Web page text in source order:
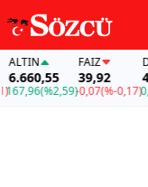
(%2,59)
FAİZ
39,92
-0,07(%-0,17)